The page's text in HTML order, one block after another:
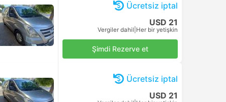
Ücretsiz iptal
USD 21
Vergiler dahil Her bir yetişkin
Şimdi Rezerve et
Ücretsiz iptal
USD 21